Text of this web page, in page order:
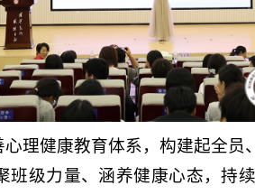
理健康教育体系，构建起全员
班级力量、涵养健康心态，持